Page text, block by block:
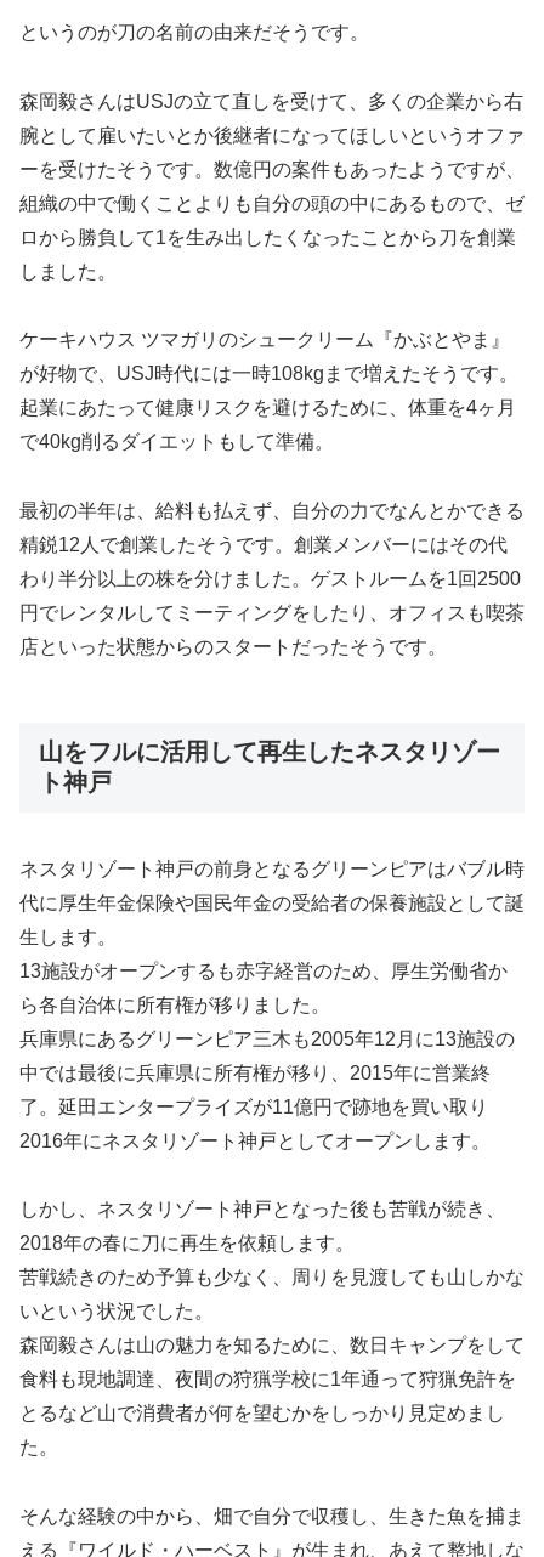
というのが刀の名前の由来だそうです。
森岡毅さんはUSJの立て直しを受けて、多くの企業から右
腕として雇いたいとか後継者になってほしいというオファ
ーを受けたそうです。数億円の案件もあったようですが、
組織の中で働くことよりも自分の頭の中にあるもので、ゼ
ロから勝負して1を生み出したくなったことから刀を創業
しました。
ケーキハウス ツマガリのシュークリーム『かぶとやま』
が好物で、USJ時代には一時108kgまで増えたそうです。
起業にあたって健康リスクを避けるために、体重を4ヶ月
で40kg削るダイエットもして準備。
最初の半年は、給料も払えず、自分の力でなんとかできる
精鋭12人で創業したそうです。創業メンバーにはその代
わり半分以上の株を分けました。ゲストルームを1回2500
円でレンタルしてミーティングをしたり、オフィスも喫茶
店といった状態からのスタートだったそうです。
山をフルに活用して再生したネスタリゾー
ト神戸
ネスタリゾート神戸の前身となるグリーンピアはバブル時
代に厚生年金保険や国民年金の受給者の保養施設として誕
生します。
13施設がオープンするも赤字経営のため、厚生労働省か
ら各自治体に所有権が移りました。
兵庫県にあるグリーンピア三木も2005年12月に13施設の
中では最後に兵庫県に所有権が移り、2015年に営業終
了。延田エンタープライズが11億円で跡地を買い取り
2016年にネスタリゾート神戸としてオープンします。
しかし、ネスタリゾート神戸となった後も苦戦が続き、
2018年の春に刀に再生を依頼します。
苦戦続きのため予算も少なく、周りを見渡しても山しかな
いという状況でした。
森岡毅さんは山の魅力を知るために、数日キャンプをして
食料も現地調達、夜間の狩猟学校に1年通って狩猟免許を
とるなど山で消費者が何を望むかをしっかり見定めまし
た。
そんな経験の中から、畑で自分で収穫し、生きた魚を捕ま
える『ワイルド・ハーベスト』が生まれ、あえて整地しな